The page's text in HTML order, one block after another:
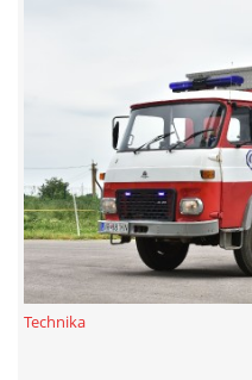
© 2026 eStránky.sk|
Technika